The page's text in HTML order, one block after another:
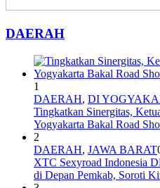
DAERAH
1
DAERAH, DI
Tingkatkan Sinergitas,
Yogyakarta Bakal Road
2
DAERAH, JAWA BARAT
XTC Sexyroad Indonesia
di Depan Pemkab, Soroti